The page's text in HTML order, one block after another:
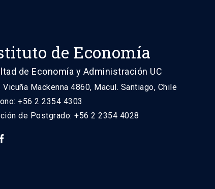
de Economía
de Economía y Administración UC
Vicuña Mackenna 4860, Macul. Santiago, Chile
+56 2 2354 4303
de Postgrado: +56 2 2354 4028